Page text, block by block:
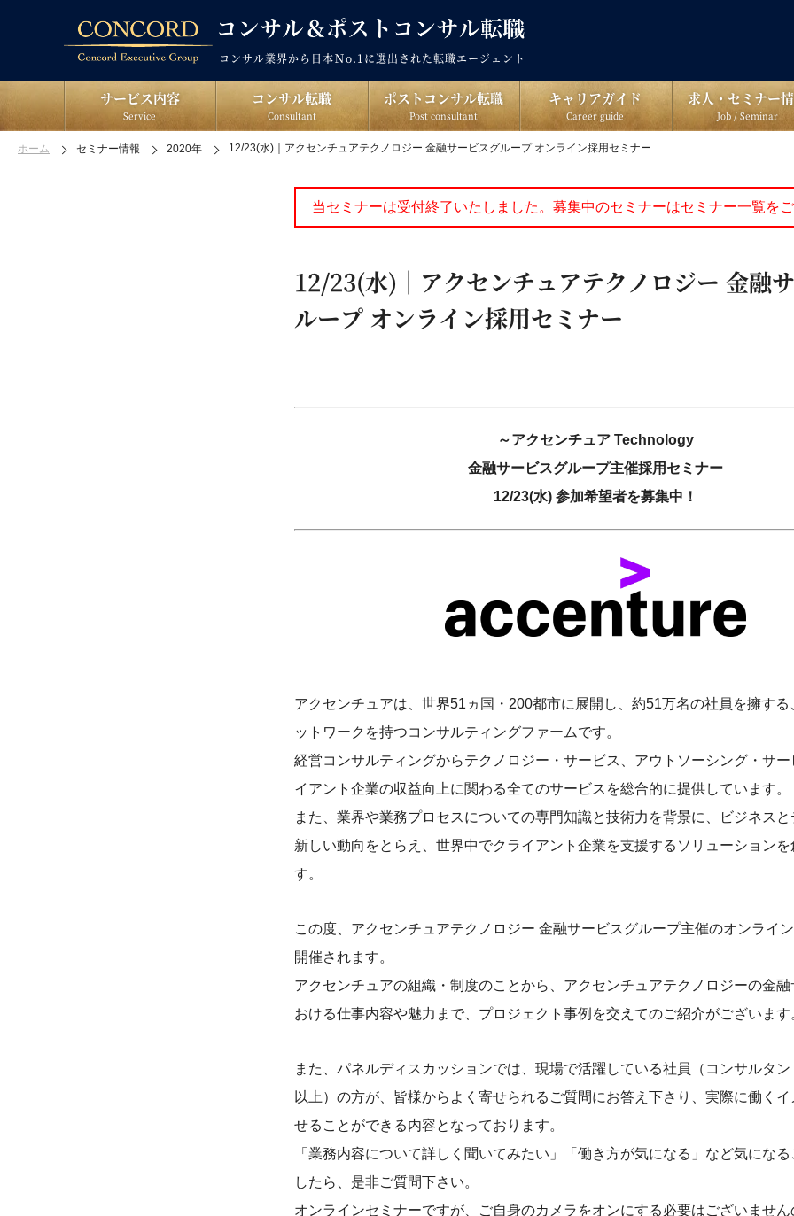
コンサル業界から日本Ｎo.1に選出された転職エージェント
サービス内容
Service
コンサル転職
Consultant
ポストコンサル転職
Post consultant
キャリアガイド
Career guide
求人・セミナー
Job / Seminar
ホーム セミナー情報 2020年 12/23(水)｜アクセンチュアテクノロジー 金融サービスグループ オンライン採用セミナー
当セミナーは受付終了いたしました。募集中のセミナーはセミナー一覧を
12/23(水)｜アクセンチュアテクノロジー 金融
ループ オンライン採用セミナー
～アクセンチュア Technology
金融サービスグループ主催採用セミナー
12/23(水) 参加希望者を募集中！
アクセンチュアは、世界51ヵ国・200都市に展開し、約51万名の社員を擁す
ットワークを持つコンサルティングファームです。
経営コンサルティングからテクノロジー・サービス、アウトソーシング・サ
イアント企業の収益向上に関わる全てのサービスを総合的に提供しています。
また、業界や業務プロセスについての専門知識と技術力を背景に、ビジネス
新しい動向をとらえ、世界中でクライアント企業を支援するソリューション
す。
この度、アクセンチュアテクノロジー 金融サービスグループ主催のオンライ
開催されます。
アクセンチュアの組織・制度のことから、アクセンチュアテクノロジーの金
おける仕事内容や魅力まで、プロジェクト事例を交えてのご紹介がございます
また、パネルディスカッションでは、現場で活躍している社員（コンサルタ
以上）の方が、皆様からよく寄せられるご質問にお答え下さり、実際に働く
せることができる内容となっております。
「業務内容について詳しく聞いてみたい」「働き方が気になる」など気にな
したら、是非ご質問下さい。
オンラインセミナーですが、ご自身のカメラをオンにする必要はございませ